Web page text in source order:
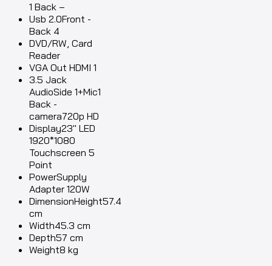
1 Back –
Usb 2.0Front -
Back 4
DVD/RW, Card
Reader
VGA Out HDMI 1
3.5 Jack
AudioSide 1+Mic1
Back -
camera720p HD
Display23″ LED
1920*1080
Touchscreen 5
Point
PowerSupply
Adapter 120W
DimensionHeight57.4
cm
Width45.3 cm
Depth57 cm
Weight8 kg